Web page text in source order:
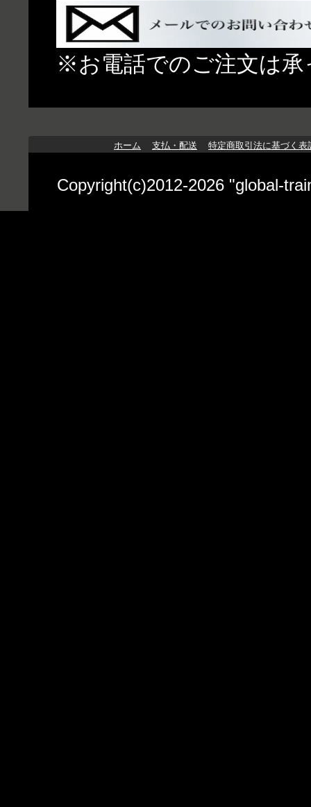
※お電話でのご注文は
ホーム 支払・配送 特定商取引法に基づく表
Copyright(c)2012-2026 "global-